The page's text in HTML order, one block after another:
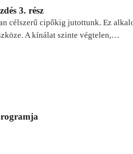
3. rész
célszerű cipőkig jutottunk. Ez
A kínálat szinte végtelen,…